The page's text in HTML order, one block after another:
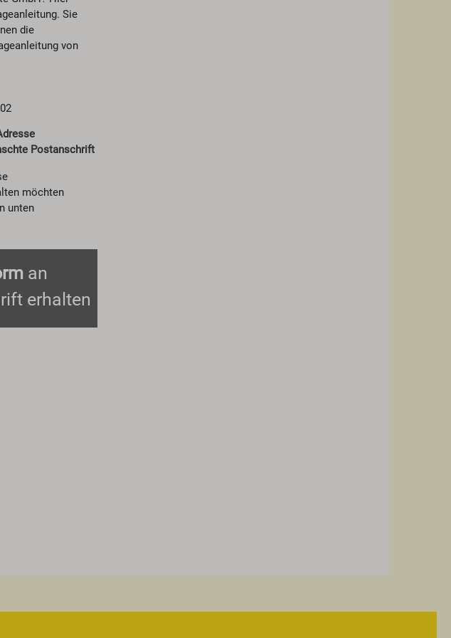
Sie
die
von
Postanschrift
möchten
unten
an
erhalten